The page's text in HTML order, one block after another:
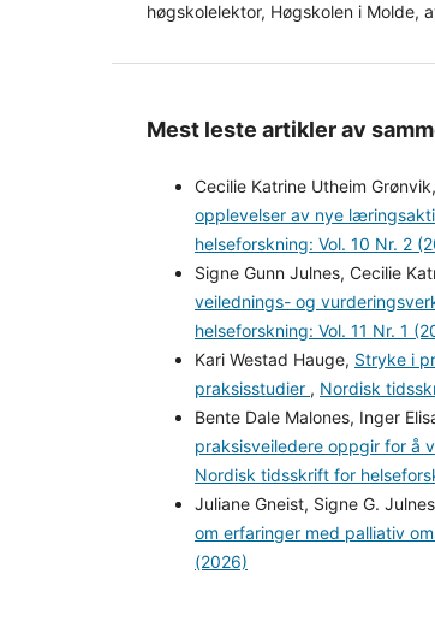
høgskolelektor, Høgskolen i Molde,
Mest leste artikler av
Cecilie Katrine Utheim
opplevelser av nye
helseforskning: Vol. 10 Nr. 2
Signe Gunn Julnes, Cecilie
veilednings- og
helseforskning: Vol. 11 Nr. 1
Kari Westad Hauge, Stryke i
praksisstudier , Nordisk
Bente Dale Malones, Inger
praksisveiledere oppgir for å
Nordisk tidsskrift for
Juliane Gneist, Signe G.
om erfaringer med palliativ
(2026)